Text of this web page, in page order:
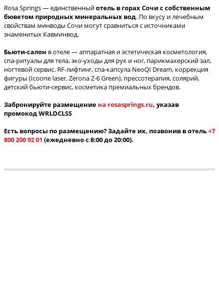
Rosa Springs — единственныйотель в горах Сочи с собственным
бюветом природных минеральных вод. По вкусу и лечебным
свойствам минводы Сочи могут сравниться с источниками
знаменитых Кавминвод.
Бьюти-салон в отеле — аппаратная и эстетическая косметология,
спа-ритуалы для тела, эко-уходы для рук и ног, парикмахерский зал,
ногтевой сервис, RF-лифтинг, спа-капсула NeoQI Dream, коррекция
фигуры (Icoone laser, Zerona Z-6 Green), прессотерапия, солярий,
детский бьюти-сервис, косметика премиальных брендов.
Забронируйте размещение на rosasprings.ru, указав
промокод WRLDCLSS
Есть вопросы по размещению? Задайте их, позвонив в отель+7
800 200 92 01 (ежедневно с 8:00 до 20:00).